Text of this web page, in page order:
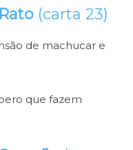
(carta 23)
de machucar e
que fazem